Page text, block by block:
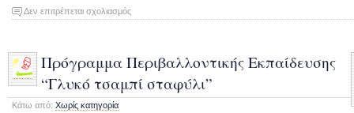
Δεν επιτρέπεται σχολιασμόςστο
όλα
τα
παιδιά
Πρόγραμμα Περιβαλλοντικής Εκπαίδευσης
“Γλυκό τσαμπί σταφύλι”
Κάτω από: Χωρίς κατηγορία